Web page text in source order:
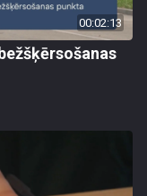
00:02:13